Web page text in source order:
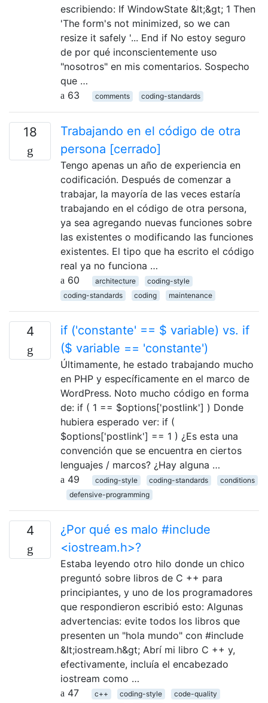
escribiendo: If WindowState &lt;&gt; 1 Then
'The form's not minimized, so we can
resize it safely '... End if No estoy seguro
de por qué inconscientemente uso
"nosotros" en mis comentarios. Sospecho
que …
63
comments coding-standards
18
Trabajando en el código de otra
persona [cerrado]
Tengo apenas un año de experiencia en
codificación. Después de comenzar a
trabajar, la mayoría de las veces estaría
trabajando en el código de otra persona,
ya sea agregando nuevas funciones sobre
las existentes o modificando las funciones
existentes. El tipo que ha escrito el código
real ya no funciona …
60
architecture
coding-style
coding-standards
coding maintenance
4
if ('constante' == $ variable) vs. if
($ variable == 'constante')
Últimamente, he estado trabajando mucho
en PHP y específicamente en el marco de
WordPress. Noto mucho código en forma
de: if ( 1 == $options['postlink'] ) Donde
hubiera esperado ver: if (
$options['postlink'] == 1 ) ¿Es esta una
convención que se encuentra en ciertos
lenguajes / marcos? ¿Hay alguna …
49
coding-style coding-standards
conditions
defensive-programming
4
¿Por qué es malo #include
<iostream.h>?
Estaba leyendo otro hilo donde un chico
preguntó sobre libros de C ++ para
principiantes, y uno de los programadores
que respondieron escribió esto: Algunas
advertencias: evite todos los libros que
presenten un "hola mundo" con #include
&lt;iostream.h&gt; Abrí mi libro C ++ y,
efectivamente, incluía el encabezado
iostream como …
47
c++ coding-style
code-quality